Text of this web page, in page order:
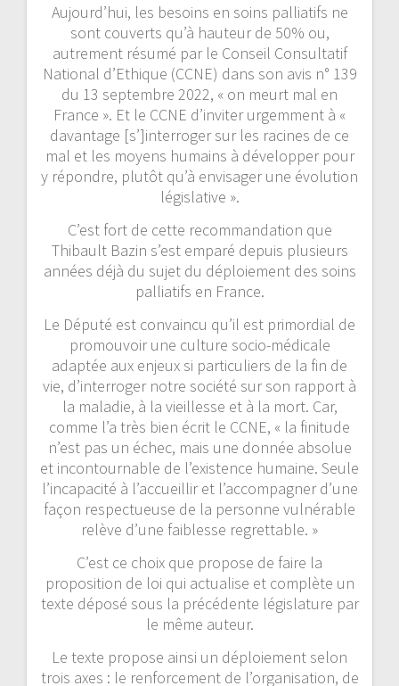
Aujourd’hui, les besoins en soins palliatifs ne
sont couverts qu’à hauteur de 50% ou,
autrement résumé par le Conseil Consultatif
National d’Ethique (CCNE) dans son avis n° 139
du 13 septembre 2022, « on meurt mal en
France ». Et le CCNE d’inviter urgemment à «
davantage [s’]interroger sur les racines de ce
mal et les moyens humains à développer pour
y répondre, plutôt qu’à envisager une évolution
législative ».
C’est fort de cette recommandation que
Thibault Bazin s’est emparé depuis plusieurs
années déjà du sujet du déploiement des soins
palliatifs en France.
Le Député est convaincu qu’il est primordial de
promouvoir une culture socio-médicale
adaptée aux enjeux si particuliers de la fin de
vie, d’interroger notre société sur son rapport à
la maladie, à la vieillesse et à la mort. Car,
comme l’a très bien écrit le CCNE, « la finitude
n’est pas un échec, mais une donnée absolue
et incontournable de l’existence humaine. Seule
l’incapacité à l’accueillir et l’accompagner d’une
façon respectueuse de la personne vulnérable
relève d’une faiblesse regrettable. »
C’est ce choix que propose de faire la
proposition de loi qui actualise et complète un
texte déposé sous la précédente législature par
le même auteur.
Le texte propose ainsi un déploiement selon
trois axes : le renforcement de l’organisation, de